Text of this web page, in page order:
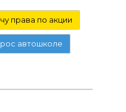
права по акции
автошколе